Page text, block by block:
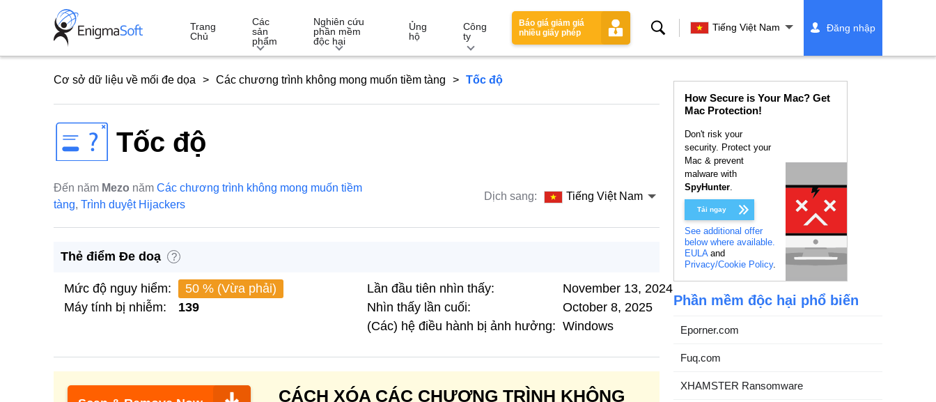
Trang
Chủ
Các
sản
phẩm
Nghiên cứu
phần mềm
độc hại
Ủng
hộ
Công
ty
Báo giá giảm giá
nhiều giấy phép
Tìm
kiếm
Tiếng Việt Nam Đăng nhập
Cơ sở dữ liệu về mối đe dọa Các chương trình không mong muốn tiềm tàng Tốc độ
Tốc độ
Đến năm Mezo năm Các chương trình không mong muốn tiềm
tàng, Trình duyệt Hijackers
Dịch sang: Tiếng Việt Nam
Thẻ điểm Đe doạ ?
Mức độ nguy hiểm:
50 % (Vừa phải)
Máy tính bị nhiễm:
139
Lần đầu tiên nhìn thấy:
November 13, 2024
Nhìn thấy lần cuối:
October 8, 2025
(Các) hệ điều hành bị ảnh hưởng: Windows
CÁCH XÓA CÁC CHƯƠNG TRÌNH KHÔNG
How Secure is Your Mac? Get
Mac Protection!
Don't risk your
security. Protect your
Mac & prevent
malware with
SpyHunter.
Tải ngay
See additional offer
below where available.
EULAand
Privacy/Cookie Policy.
Phần mềm độc hại phổ biến
Eporner.com
Fuq.com
XHAMSTER Ransomware